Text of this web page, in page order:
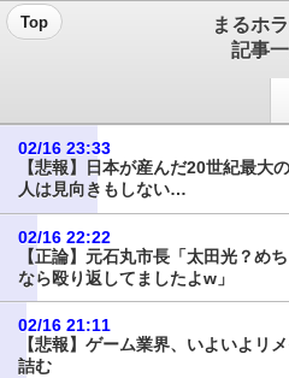
Top
まるホ
記事
02/16 23:33
【悲報】日本が産んだ20世紀最大
人は見向きもしない…
02/16 22:22
【正論】元石丸市長「太田光？め
なら殴り返してましたよw」
02/16 21:11
【悲報】ゲーム業界、いよいよリ
詰む